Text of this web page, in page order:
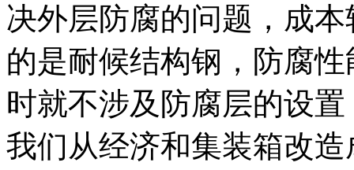
决外层防腐的问题，成
的是耐候结构钢，防腐
时就不涉及防腐层的设
我们从经济和集装箱改